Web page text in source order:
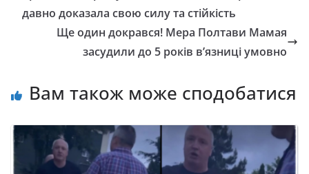
давно доказала свою силу та стійкість
Ще один докрався! Мера Полтави Мамая
засудили до 5 років в’язниці умовно
Вам також може сподобатися